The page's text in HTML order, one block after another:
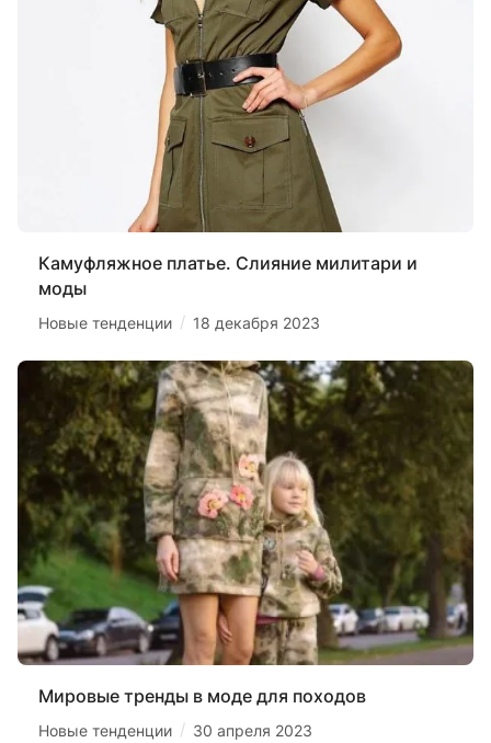
Камуфляжное платье. Слияние милитари и
моды
Новые тенденции / 18 декабря 2023
Мировые тренды в моде для походов
Новые тенденции / 30 апреля 2023